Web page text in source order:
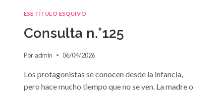
ESE TÍTULO ESQUIVO
Consulta n.°125
Por admin 06/04/2026
Los protagonistas se conocen desde la infancia,
pero hace mucho tiempo que no se ven. La madre o